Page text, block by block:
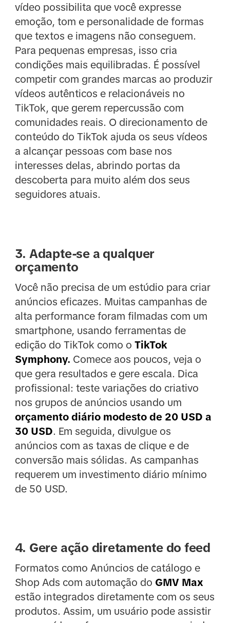
vídeo possibilita que você expresse
emoção, tom e personalidade de formas
que textos e imagens não conseguem.
Para pequenas empresas, isso cria
condições mais equilibradas. É possível
competir com grandes marcas ao produzir
vídeos autênticos e relacionáveis no
TikTok, que gerem repercussão com
comunidades reais. O direcionamento de
conteúdo do TikTok ajuda os seus vídeos
a alcançar pessoas com base nos
interesses delas, abrindo portas da
descoberta para muito além dos seus
seguidores atuais.
3. Adapte-se a qualquer
orçamento
Você não precisa de um estúdio para criar
anúncios eficazes. Muitas campanhas de
alta performance foram filmadas com um
smartphone, usando ferramentas de
edição do TikTok como o TikTok
Symphony. Comece aos poucos, veja o
que gera resultados e gere escala. Dica
profissional: teste variações do criativo
nos grupos de anúncios usando um
orçamento diário modesto de 20 USD a
30 USD. Em seguida, divulgue os
anúncios com as taxas de clique e de
conversão mais sólidas. As campanhas
requerem um investimento diário mínimo
de 50 USD.
4. Gere ação diretamente do feed
Formatos como Anúncios de catálogo e
Shop Ads com automação do GMV Max
estão integrados diretamente com os seus
produtos. Assim, um usuário pode assistir